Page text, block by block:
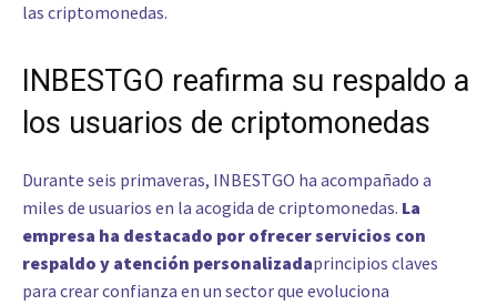
las criptomonedas.
INBESTGO reafirma su respaldo a
los usuarios de criptomonedas
Durante seis primaveras, INBESTGO ha acompañado a
miles de usuarios en la acogida de criptomonedas. La
empresa ha destacado por ofrecer servicios con
respaldo y atención personalizadaprincipios claves
para crear confianza en un sector que evoluciona